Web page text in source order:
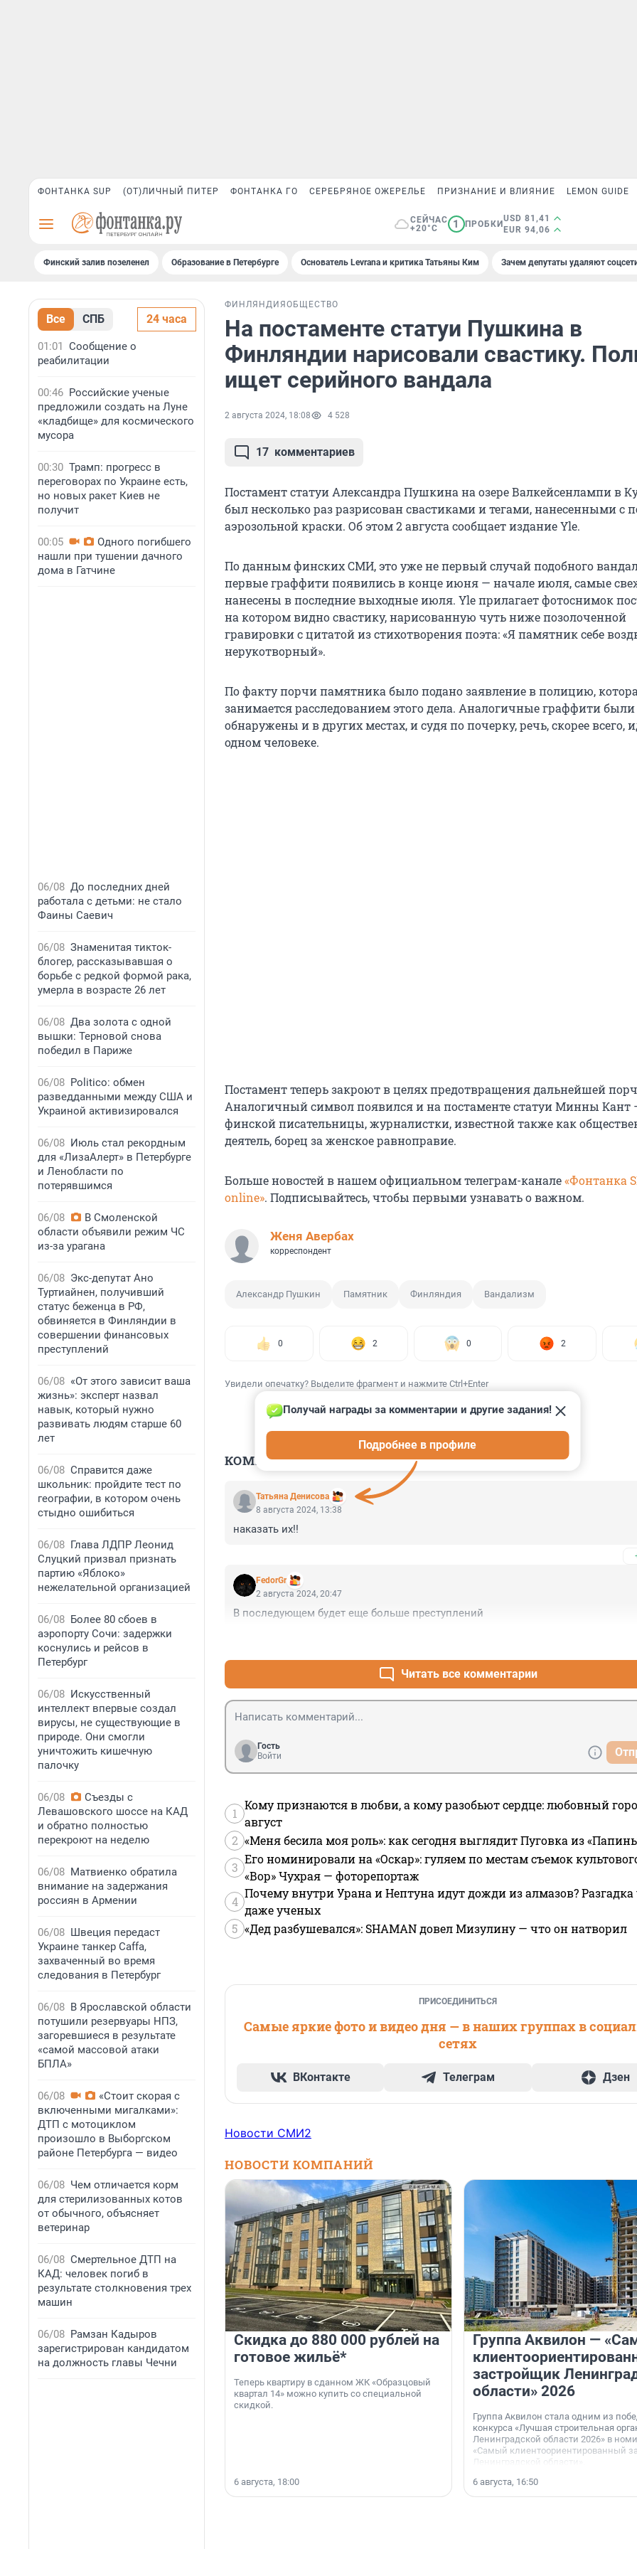
ФОНТАНКА SUP (ОТ)ЛИЧНЫЙ ПИТЕР ФОНТАНКА ГО СЕРЕБРЯНОЕ ОЖЕРЕЛЬЕ ПРИЗНАНИЕ И ВЛИЯНИЕ LEMON GUIDE
СЕЙЧАС
+20°C
1 ПРОБКИ
USD 81,41
EUR 94,06
Финский залив позеленел Образование в Петербурге Основатель Levrana и критика Татьяны Ким Зачем депутаты удаляют
Все СПБ 24 часа
01:01 Сообщение о
реабилитации
00:46 Российские ученые
предложили создать на Луне
«кладбище» для космического
мусора
00:30 Трамп: прогресс в
переговорах по Украине есть,
но новых ракет Киев не
получит
00:05
Одного погибшего
нашли при тушении дачного
дома в Гатчине
06/08 До последних дней
работала с детьми: не стало
Фаины Саевич
06/08 Знаменитая тикток-
блогер, рассказывавшая о
борьбе с редкой формой рака,
умерла в возрасте 26 лет
06/08 Два золота с одной
вышки: Терновой снова
победил в Париже
06/08 Politico: обмен
разведданными между США и
Украиной активизировался
06/08 Июль стал рекордным
для «ЛизаАлерт» в Петербурге
и Ленобласти по
потерявшимся
06/08
В Смоленской
области объявили режим ЧС
из-за урагана
06/08 Экс-депутат Ано
Туртиайнен, получивший
статус беженца в РФ,
обвиняется в Финляндии в
совершении финансовых
преступлений
06/08 «От этого зависит ваша
жизнь»: эксперт назвал
навык, который нужно
развивать людям старше 60
лет
06/08 Справится даже
школьник: пройдите тест по
географии, в котором очень
стыдно ошибиться
06/08 Глава ЛДПР Леонид
Слуцкий призвал признать
партию «Яблоко»
нежелательной организацией
06/08 Более 80 сбоев в
аэропорту Сочи: задержки
коснулись и рейсов в
Петербург
06/08 Искусственный
интеллект впервые создал
вирусы, не существующие в
природе. Они смогли
уничтожить кишечную
палочку
06/08
Съезды с
Левашовского шоссе на КАД
и обратно полностью
перекроют на неделю
06/08 Матвиенко обратила
внимание на задержания
россиян в Армении
06/08 Швеция передаст
Украине танкер Caffa,
захваченный во время
следования в Петербург
06/08 В Ярославской области
потушили резервуары НПЗ,
загоревшиеся в результате
«самой массовой атаки
БПЛА»
06/08
«Стоит скорая с
включенными мигалками»:
ДТП с мотоциклом
произошло в Выборгском
районе Петербурга — видео
06/08 Чем отличается корм
для стерилизованных котов
от обычного, объясняет
ветеринар
06/08 Смертельное ДТП на
КАД: человек погиб в
результате столкновения трех
машин
06/08 Рамзан Кадыров
зарегистрирован кандидатом
на должность главы Чечни
ФИНЛЯНДИЯ ОБЩЕСТВО
На постаменте статуи Пушкина в
Финляндии нарисовали свастику.
ищет серийного вандала
2 августа 2024, 18:08 4 528
17 комментариев
Постамент статуи Александра Пушкина на озере Валкейсенлампи в
был несколько раз разрисован свастиками и тегами, нанесенными с
аэрозольной краски. Об этом 2 августа сообщает издание Yle.
По данным финских СМИ, это уже не первый случай подобного
первые граффити появились в конце июня — начале июля, самые
нанесены в последние выходные июля. Yle прилагает фотоснимок
на котором видно свастику, нарисованную чуть ниже позолоченной
гравировки с цитатой из стихотворения поэта: «Я памятник себе
нерукотворный».
По факту порчи памятника было подано заявление в полицию,
занимается расследованием этого дела. Аналогичные граффити были
обнаружены и в других местах, и судя по почерку, речь, скорее всего,
одном человеке.
Постамент теперь закроют в целях предотвращения дальнейшей
Аналогичный символ появился и на постаменте статуи Минны Кант
финской писательницы, журналистки, известной также как
деятель, борец за женское равноправие.
Больше новостей в нашем официальном телеграм-канале«Фонтанка
online». Подписывайтесь, чтобы первыми узнавать о важном.
Женя Авербах
корреспондент
Александр Пушкин Памятник Финляндия Вандализм
0 2 0 2
Увидели опечатку? Выделите фрагмент и нажмите Ctrl+Enter
КОММЕНТАРИИ 17
Татьяна Денисова
Получай награды за комментарии и другие задания!
Подробнее в профиле
8 августа 2024, 13:38
наказать их!!
FedorGr
2 августа 2024, 20:47
В последующем будет еще больше преступлений
Читать все комментарии
Гость
Войти
1
Кому признаются в любви, а кому разобьют сердце: любовный
август
2 «Меня бесила моя роль»: как сегодня выглядит Пуговка из
3
Его номинировали на «Оскар»: гуляем по местам съемок
«Вор» Чухрая — фоторепортаж
4
Почему внутри Урана и Нептуна идут дожди из алмазов?
даже ученых
5 «Дед разбушевался»: SHAMAN довел Мизулину — что он натворил
ПРИСОЕДИНИТЬСЯ
Самые яркие фото и видео дня — в наших группах в
сетях
ВКонтакте Телеграм Дзен
Новости СМИ2
НОВОСТИ КОМПАНИЙ
Скидка до 880 000 рублей на
готовое жильё*
Теперь квартиру в сданном ЖК «Образцовый
квартал 14» можно купить со специальной
скидкой.
6 августа, 18:00
Группа Аквилон —
застройщик
области» 2026
Группа Аквилон стала одним из
конкурса «Лучшая строительная
Ленинградской области 2026» в
«Самый клиентоориентированный
Ленинградской области».
6 августа, 16:50